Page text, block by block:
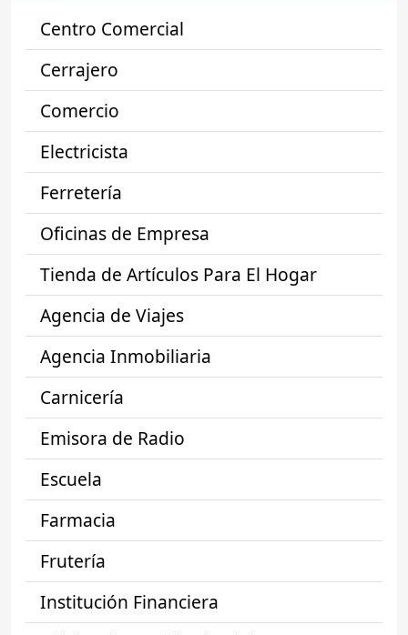
Centro Comercial
Cerrajero
Comercio
Electricista
Ferretería
Oficinas de Empresa
Tienda de Artículos Para El Hogar
Agencia de Viajes
Agencia Inmobiliaria
Carnicería
Emisora de Radio
Escuela
Farmacia
Frutería
Institución Financiera